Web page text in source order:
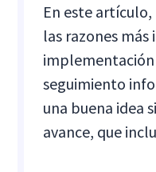
En este
las razones
seguimiento
una buena idea
avance, que